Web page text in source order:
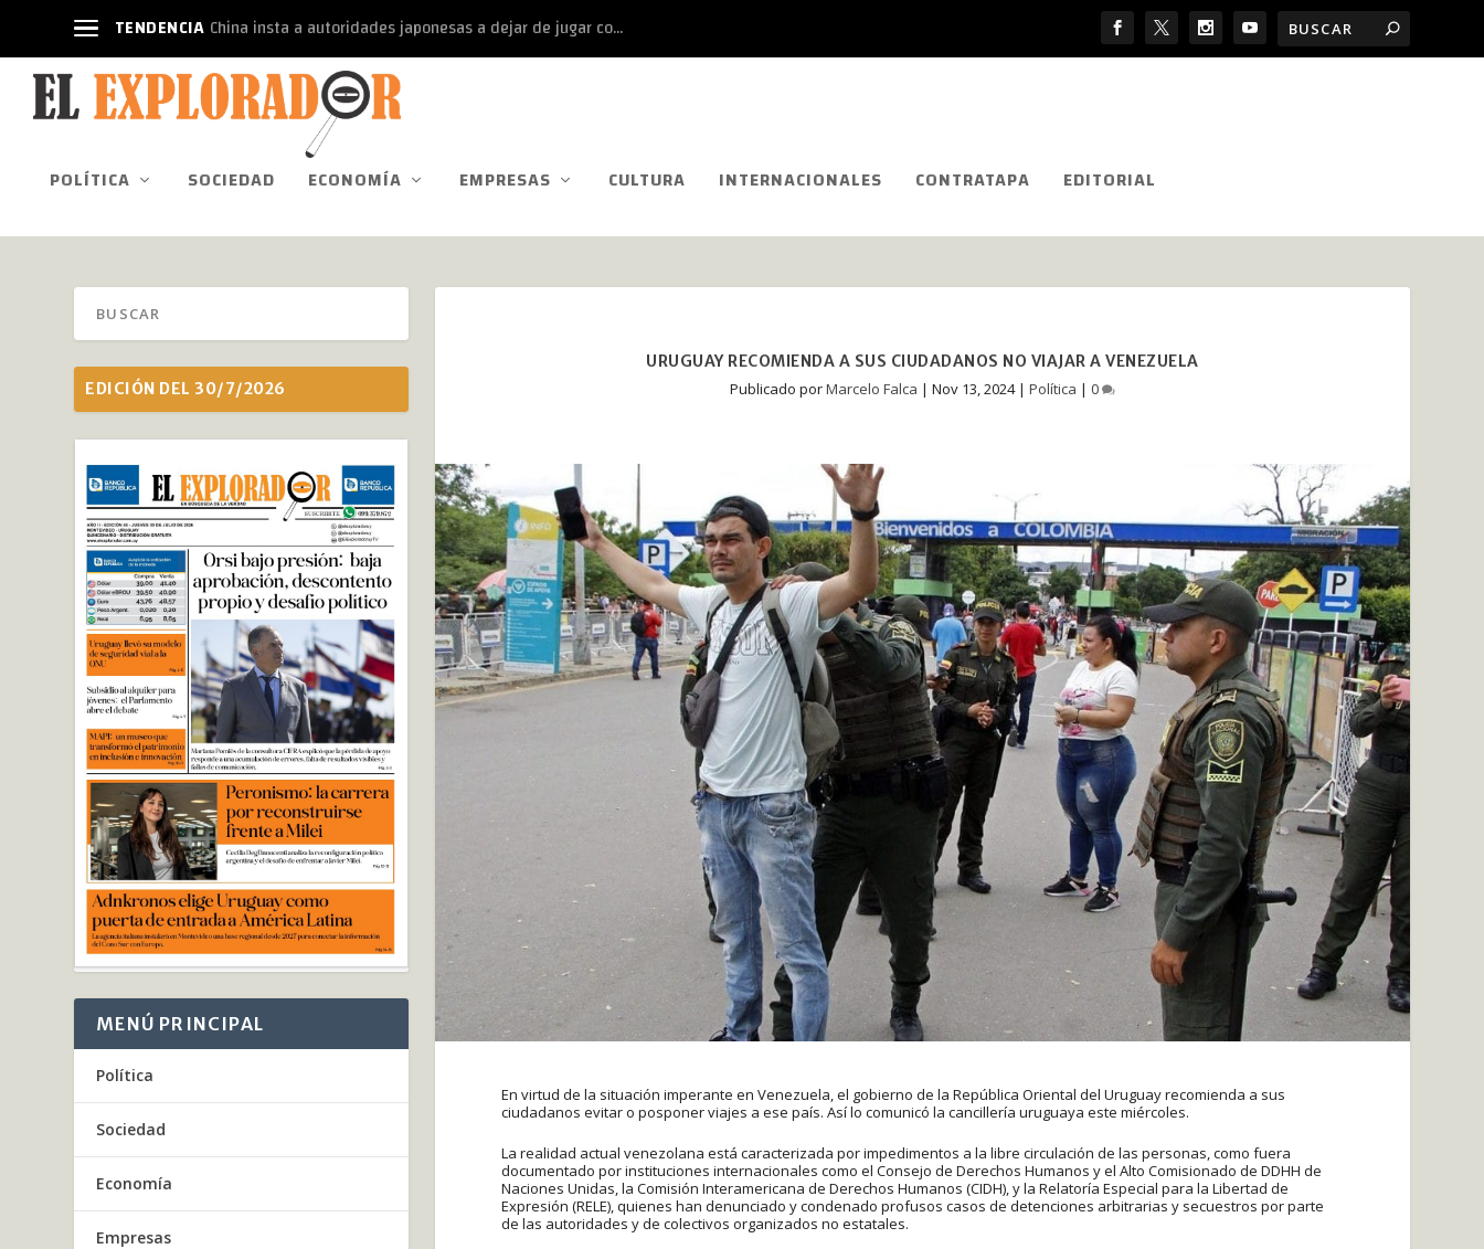
TENDENCIA China insta a autoridades japonesas a dejar de jugar co...
POLÍTICA SOCIEDAD ECONOMÍA EMPRESAS CULTURA INTERNACIONALES CONTRATAPA EDITORIAL
URUGUAY RECOMIENDA A SUS CIUDADANOS NO VIAJAR A VENEZUELA
Publicado porMarcelo Falca | Nov 13, 2024| Política | 0
En virtud de la situación imperante en Venezuela, el gobierno de la República Oriental del Uruguay recomienda a sus
ciudadanos evitar o posponer viajes a ese país. Así lo comunicó la cancillería uruguaya este miércoles.
La realidad actual venezolana está caracterizada por impedimentos a la libre circulación de las personas, como fuera
documentado por instituciones internacionales como el Consejo de Derechos Humanos y el Alto Comisionado de DDHH de
Naciones Unidas, la Comisión Interamericana de Derechos Humanos (CIDH), y la Relatoría Especial para la Libertad de
Expresión (RELE), quienes han denunciado y condenado profusos casos de detenciones arbitrarias y secuestros por parte
de las autoridades y de colectivos organizados no estatales.
EDICIÓN DEL 30/7/2026
MENÚ PRINCIPAL
Política
Sociedad
Economía
Empresas